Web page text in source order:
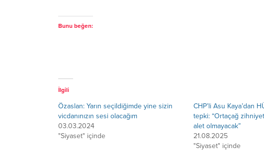
Bunu beğen:
İlgili
Özaslan: Yarın seçildiğimde yine sizin
vicdanınızın sesi olacağım
03.03.2024
"Siyaset" içinde
CHP’li Asu Kaya’dan
tepki: “Ortaçağ
alet olmayacak”
21.08.2025
"Siyaset" içinde